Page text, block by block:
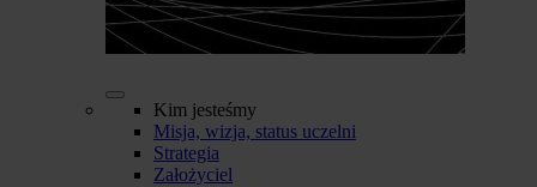
Kim jesteśmy
Misja, wizja, status uczelni
Strategia
Założyciel